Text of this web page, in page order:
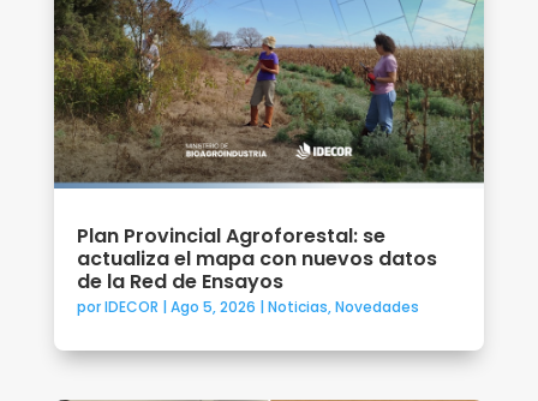
Plan Provincial Agroforestal: se
actualiza el mapa con nuevos datos
de la Red de Ensayos
porIDECOR | Ago 5, 2026 | Noticias,Novedades